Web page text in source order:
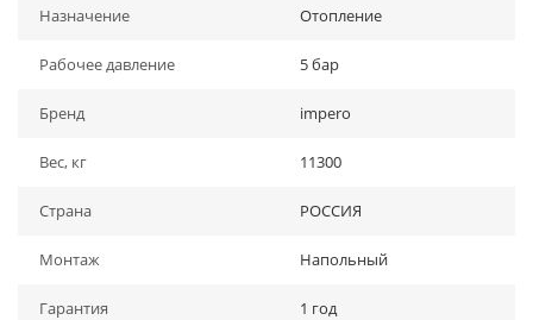
Назначение Отопление
Рабочее давление 5 бар
Бренд impero
Вес, кг 11300
Страна РОССИЯ
Монтаж Напольный
Гарантия 1 год